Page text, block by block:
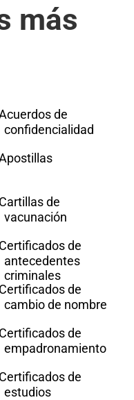
más
de
confidencialidad
Cartillas de
vacunación
Certificados de
antecedentes
criminales
Certificados de
cambio de nombre
Certificados de
empadronamiento
Certificados de
estudios